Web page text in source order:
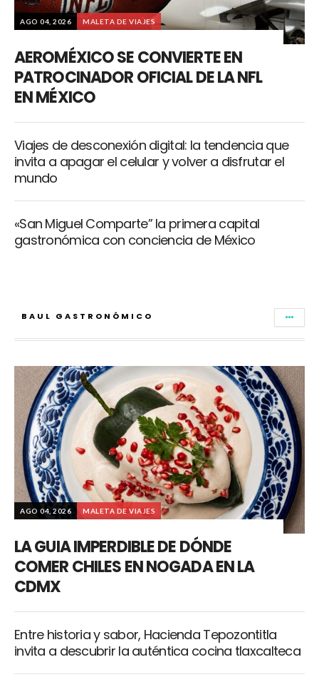
AGO 04, 2026 MALETA DE VIAJES
AEROMÉXICO SE CONVIERTE EN
PATROCINADOR OFICIAL DE LA NFL
EN MÉXICO
Viajes de desconexión digital: la tendencia que
invita a apagar el celular y volver a disfrutar el
mundo
«San Miguel Comparte” la primera capital
gastronómica con conciencia de México
BAUL GASTRONÓMICO
AGO 04, 2026 MALETA DE VIAJES
LA GUIA IMPERDIBLE DE DÓNDE
COMER CHILES EN NOGADA EN LA
CDMX
Entre historia y sabor, Hacienda Tepozontitla
invita a descubrir la auténtica cocina tlaxcalteca